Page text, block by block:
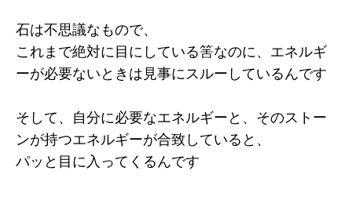
石は不思議なもので、
これまで絶対に目にしている筈なのに、エネルギ
ーが必要ないときは見事にスルーしているんです
そして、自分に必要なエネルギーと、そのストー
ンが持つエネルギーが合致していると、
パッと目に入ってくるんです